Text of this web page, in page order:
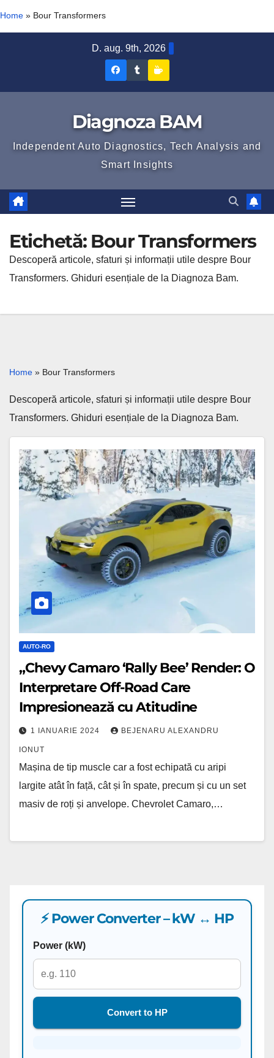
Home » Bour Transformers
D. aug. 9th, 2026
Diagnoza
Facebook
Diagnoza
Tumblr
Diagnoza BAM
Independent Auto Diagnostics, Tech Analysis and
Smart Insights
Etichetă: Bour Transformers
Descoperă articole, sfaturi și informații utile despre Bour
Transformers. Ghiduri esențiale de la Diagnoza Bam.
Home » Bour Transformers
Descoperă articole, sfaturi și informații utile despre Bour
Transformers. Ghiduri esențiale de la Diagnoza Bam.
„Chevy
Camaro
‘Rally
Interpretare
Road
Impresionează
Atitudine
AUTO-RO
„Chevy Camaro ‘Rally Bee’ Render: O
Interpretare Off-Road Care
Impresionează cu Atitudine
1 IANUARIE 2024 BEJENARU ALEXANDRU
IONUT
Mașina de tip muscle car a fost echipată cu aripi
largite atât în față, cât și în spate, precum și cu un set
masiv de roți și anvelope. Chevrolet Camaro,…
⚡ Power Converter – kW ↔ HP
Power (kW)
Convert to HP